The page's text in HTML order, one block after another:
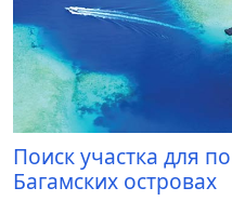
Поиск участка для
Багамских островах